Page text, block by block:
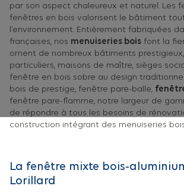
par son aspect chaleureux et naturel. Les
fenêtres en bois valorisent le bâtiment
l’environnement. Entièrement fabriquées
françaises, nos menuiseries bois font la
ornent de nombreux bâtiments
particuliers, maisons de maître, sièges
fenêtre en bois sobre au design
bois de prestige, fenêtre pare-balle,
fenêtre pare-flamme, notre largeur de
de répondre à tous les besoins de
construction intégrant des menuiseries
La fenêtre mixte bois-
Lorillard